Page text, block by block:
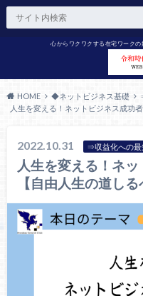
心からワクワクする在宅ワーク
HOME ◆ネットビジネス基礎
人生を変える！ネットビジネス成功
2022.10.31 ⇒収益化への最
人生を変える！ネ
【自由人生の道しる